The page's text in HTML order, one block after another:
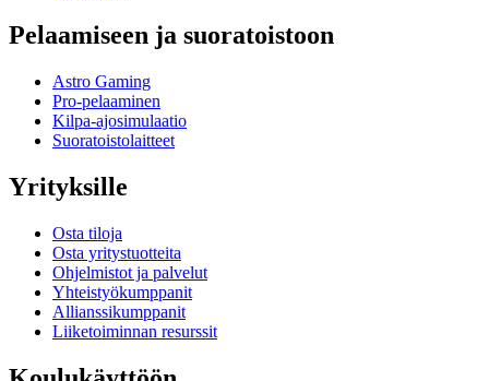
Pelaamiseen ja suoratoistoon
Astro Gaming
Pro-pelaaminen
Kilpa-ajosimulaatio
Suoratoistolaitteet
Yrityksille
Osta tiloja
Osta yritystuotteita
Ohjelmistot ja palvelut
Yhteistyökumppanit
Allianssikumppanit
Liiketoiminnan resurssit